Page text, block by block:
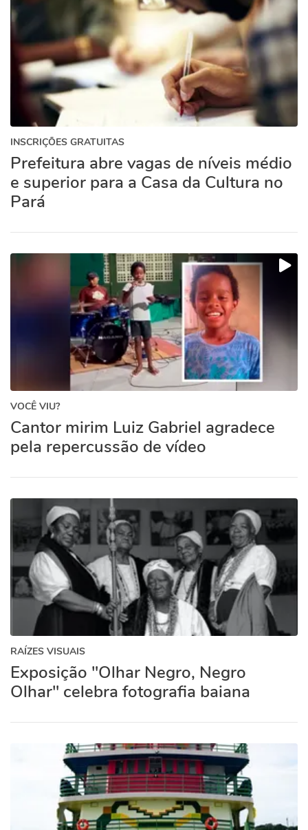
INSCRIÇÕES GRATUITAS
Prefeitura abre vagas de níveis médio
e superior para a Casa da Cultura no
Pará
VOCÊ VIU?
Cantor mirim Luiz Gabriel agradece
pela repercussão de vídeo
RAÍZES VISUAIS
Exposição "Olhar Negro, Negro
Olhar" celebra fotografia baiana